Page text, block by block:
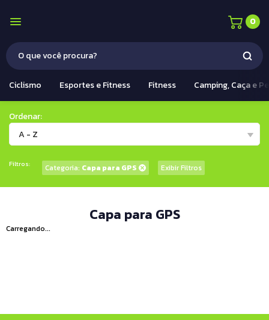
0
Ciclismo Esportes e Fitness Fitness Camping, Caça e
Ordenar:
A - Z
Filtros: Categoria: Capa para GPS Exibir Filtros
Capa para GPS
Carregando...